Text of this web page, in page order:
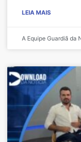
LEIA MAIS
A Equipe Guardiã da